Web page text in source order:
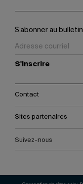
S’abonner au
S'inscrire
Contact
Sites partenaires
Suivez-nous